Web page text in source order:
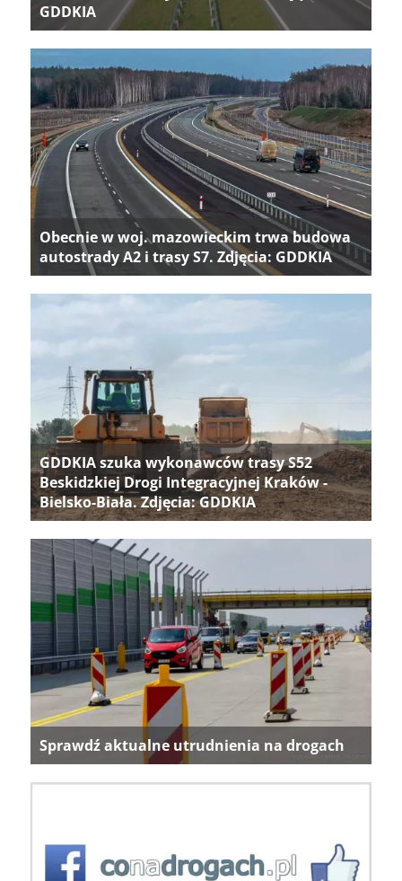
GDDKIA
Obecnie w woj. mazowieckim trwa budowa
autostrady A2 i trasy S7. Zdjęcia: GDDKIA
GDDKIA szuka wykonawców trasy S52
Beskidzkiej Drogi Integracyjnej Kraków -
Bielsko-Biała. Zdjęcia: GDDKIA
Sprawdź aktualne utrudnienia na drogach